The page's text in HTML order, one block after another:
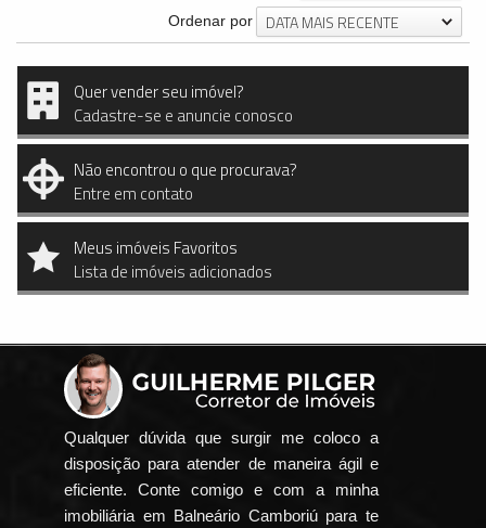
Ordenar por DATA MAIS RECENTE
Quer vender seu imóvel?
Cadastre-se e anuncie conosco
Não encontrou o que procurava?
Entre em contato
Meus imóveis Favoritos
Lista de imóveis adicionados
Qualquer dúvida que surgir me coloco a
disposição para atender de maneira ágil e
eficiente. Conte comigo e com a minha
imobiliária em Balneário Camboriú para te